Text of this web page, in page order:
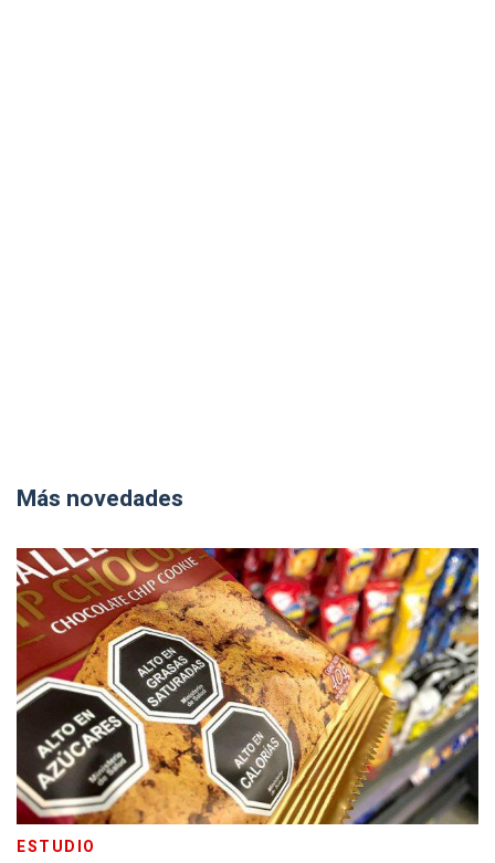
Más novedades
ESTUDIO